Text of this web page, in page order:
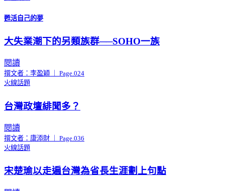
甦活自己的夢
大失業潮下的另類族群──SOHO一族
閱讀
撰文者：李盈穎 ｜ Page.024
火線話題
台灣政壇緋聞多？
閱讀
撰文者：康添財 ｜ Page.036
火線話題
宋楚瑜以走遍台灣為省長生涯劃上句點